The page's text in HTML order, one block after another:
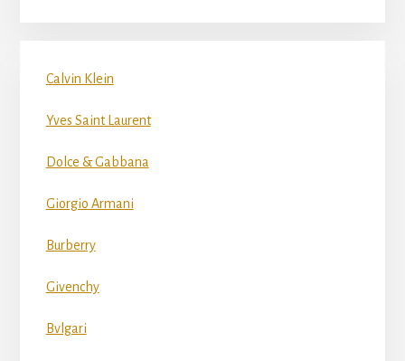
Calvin Klein
Yves Saint Laurent
Dolce & Gabbana
Giorgio Armani
Burberry
Givenchy
Bvlgari